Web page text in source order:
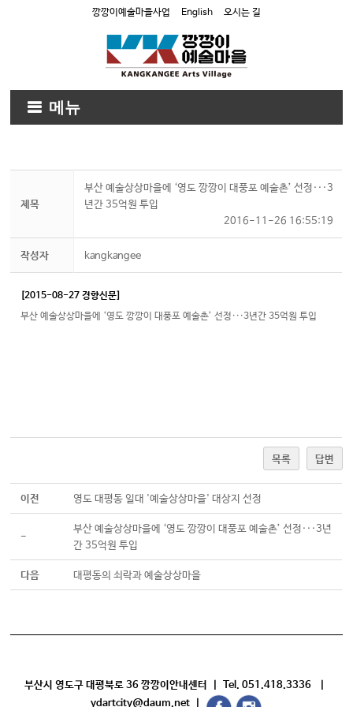
깡깡이예술마을사업 English 오시는 길
메뉴
제목
부산 예술상상마을에 ‘영도 깡깡이 대풍포 예술촌’ 선정···3
년간 35억원 투입
2016-11-26 16:55:19
작성자 kangkangee
[2015-08-27 경향신문]
부산 예술상상마을에 ‘영도 깡깡이 대풍포 예술촌’ 선정···3년간 35억원 투입
목록 답변
이전 영도 대평동 일대 '예술상상마을' 대상지 선정
-
부산 예술상상마을에 ‘영도 깡깡이 대풍포 예술촌’ 선정···3년
간 35억원 투입
다음 대평동의 쇠락과 예술상상마을
부산시 영도구 대평북로 36 깡깡이안내센터 | Tel. 051.418.3336 |
ydartcity@daum.net |